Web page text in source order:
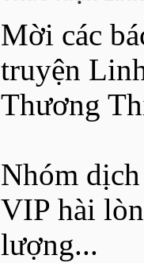
Mời các
truyện
Thương
Nhóm
VIP hài
lượng...